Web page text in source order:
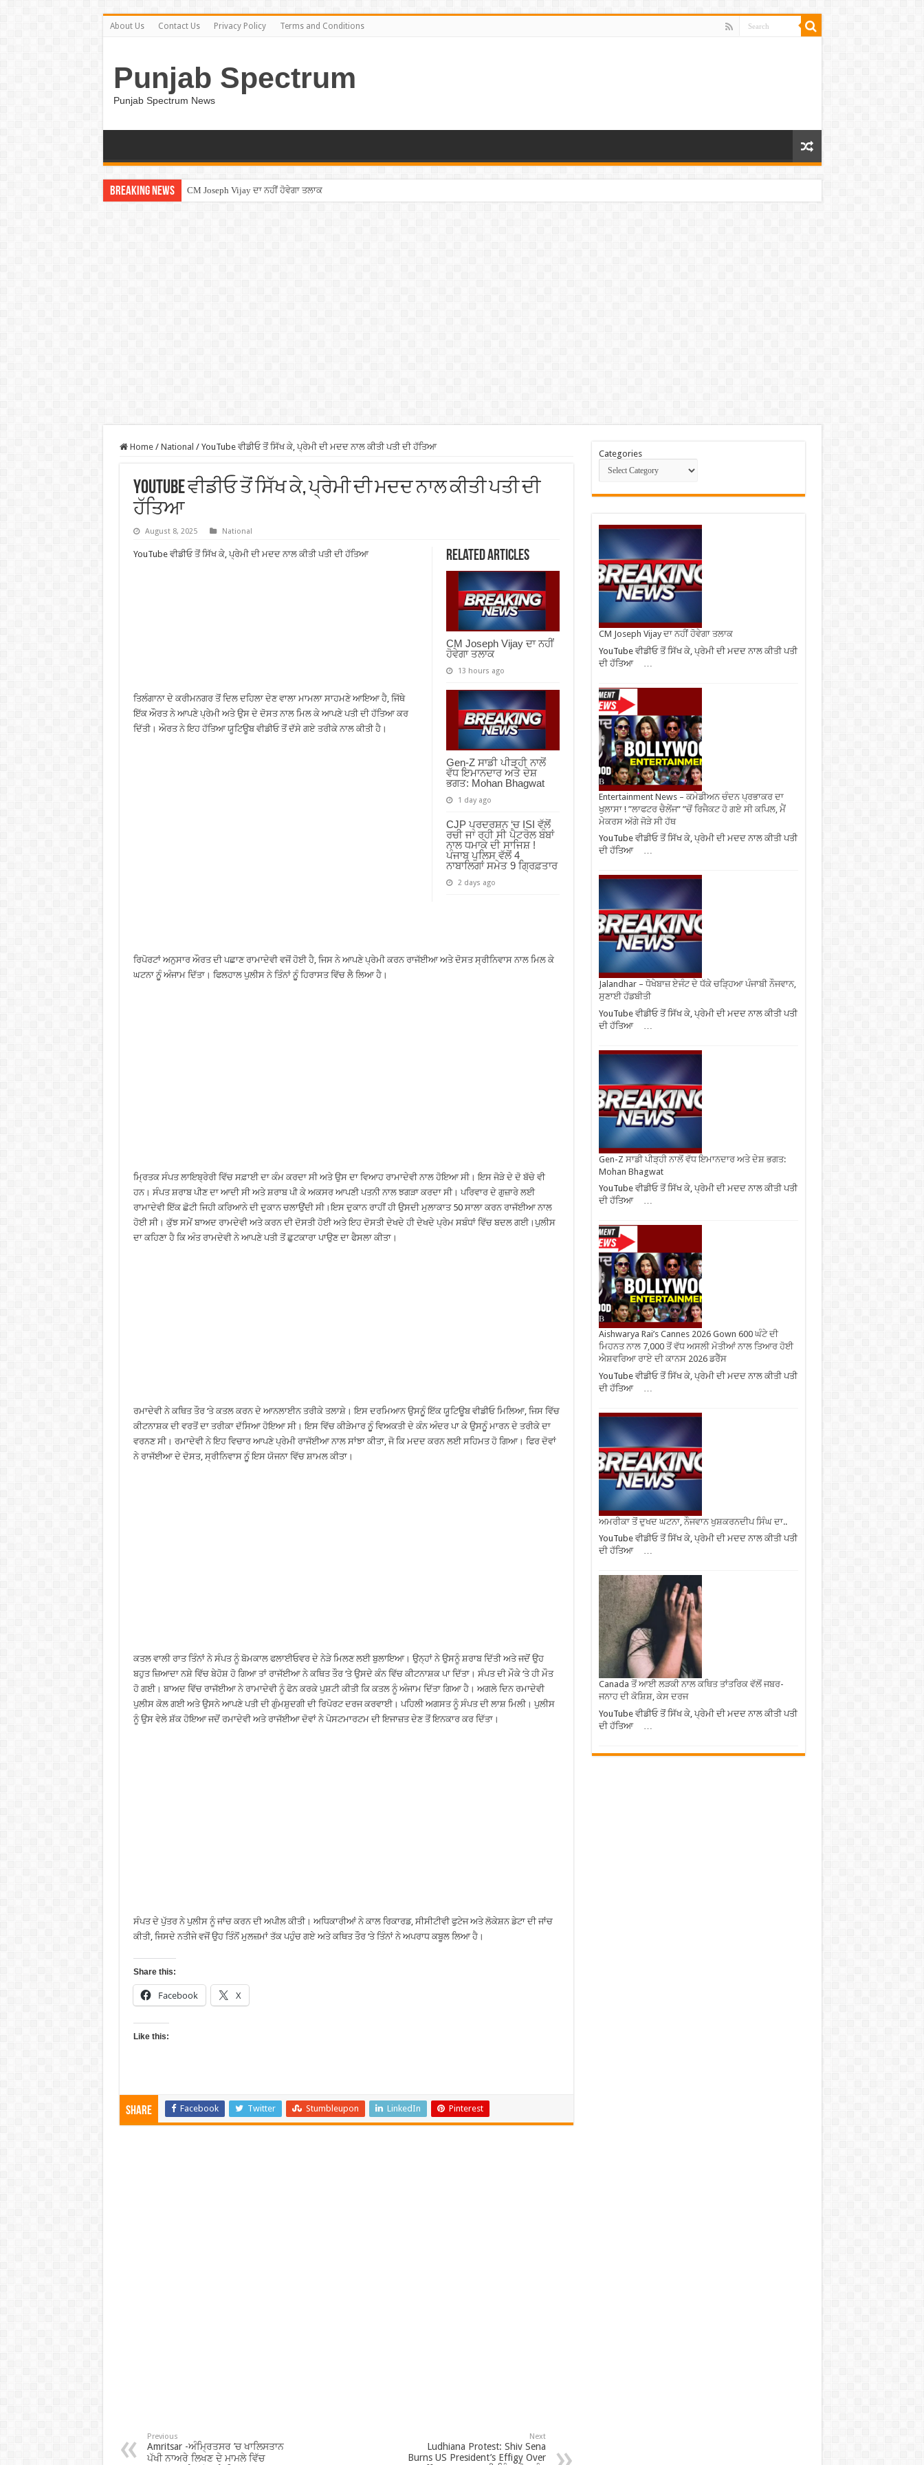
About Us Contact Us Privacy Policy Terms and Conditions
Punjab Spectrum
Punjab Spectrum News
Breaking News CM Joseph Vijay ਦਾ ਨਹੀਂ ਹੋਵੇਗਾ ਤਲਾਕ
Home / National / YouTube ਵੀਡੀਓ ਤੋਂ ਸਿੱਖ ਕੇ, ਪ੍ਰੇਮੀ ਦੀ ਮਦਦ ਨਾਲ ਕੀਤੀ ਪਤੀ ਦੀ ਹੱਤਿਆ
YouTube ਵੀਡੀਓ ਤੋਂ ਸਿੱਖ ਕੇ, ਪ੍ਰੇਮੀ ਦੀ ਮਦਦ ਨਾਲ ਕੀਤੀ ਪਤੀ ਦੀ
ਹੱਤਿਆ
August 8, 2025 National
Related Articles
CM Joseph Vijay ਦਾ ਨਹੀਂ
ਹੋਵੇਗਾ ਤਲਾਕ
13 hours ago
Gen-Z ਸਾਡੀ ਪੀੜ੍ਹੀ ਨਾਲੋਂ
ਵੱਧ ਇਮਾਨਦਾਰ ਅਤੇ ਦੇਸ਼
ਭਗਤ: Mohan Bhagwat
1 day ago
CJP ਪ੍ਰਦਰਸ਼ਨ ‘ਚ ISI ਵੱਲੋਂ
ਰਚੀ ਜਾ ਰਹੀ ਸੀ ਪੈਟਰੋਲ ਬੰਬਾਂ
ਨਾਲ ਧਮਾਕੇ ਦੀ ਸਾਜਿਸ਼ !
ਪੰਜਾਬ ਪੁਲਿਸ ਵੱਲੋਂ 4
ਨਾਬਾਲਿਗਾਂ ਸਮੇਤ 9 ਗ੍ਰਿਫ਼ਤਾਰ
2 days ago
YouTube ਵੀਡੀਓ ਤੋਂ ਸਿੱਖ ਕੇ, ਪ੍ਰੇਮੀ ਦੀ ਮਦਦ ਨਾਲ ਕੀਤੀ ਪਤੀ ਦੀ ਹੱਤਿਆ
ਤਿਲੰਗਾਨਾ ਦੇ ਕਰੀਮਨਗਰ ਤੋਂ ਦਿਲ ਦਹਿਲਾ ਦੇਣ ਵਾਲਾ ਮਾਮਲਾ ਸਾਹਮਣੇ ਆਇਆ ਹੈ, ਜਿੱਥੇ
ਇੱਕ ਔਰਤ ਨੇ ਆਪਣੇ ਪ੍ਰੇਮੀ ਅਤੇ ਉਸ ਦੇ ਦੋਸਤ ਨਾਲ ਮਿਲ ਕੇ ਆਪਣੇ ਪਤੀ ਦੀ ਹੱਤਿਆ ਕਰ
ਦਿੱਤੀ। ਔਰਤ ਨੇ ਇਹ ਹੱਤਿਆ ਯੂਟਿਊਬ ਵੀਡੀਓ ਤੋਂ ਦੱਸੇ ਗਏ ਤਰੀਕੇ ਨਾਲ ਕੀਤੀ ਹੈ।
ਰਿਪੋਰਟਾਂ ਅਨੁਸਾਰ ਔਰਤ ਦੀ ਪਛਾਣ ਰਾਮਾਦੇਵੀ ਵਜੋਂ ਹੋਈ ਹੈ, ਜਿਸ ਨੇ ਆਪਣੇ ਪ੍ਰੇਮੀ ਕਰਨ ਰਾਜੱਈਆ ਅਤੇ ਦੋਸਤ ਸ੍ਰੀਨਿਵਾਸ ਨਾਲ ਮਿਲ ਕੇ
ਘਟਨਾ ਨੁੂੰ ਅੰਜਾਮ ਦਿੱਤਾ। ਫਿਲਹਾਲ ਪੁਲੀਸ ਨੇ ਤਿੰਨਾਂ ਨੁੂੰ ਹਿਰਾਸਤ ਵਿੱਚ ਲੈ ਲਿਆ ਹੈ।
ਮ੍ਰਿਤਕ ਸੰਪਤ ਲਾਇਬ੍ਰੇਰੀ ਵਿੱਚ ਸਫ਼ਾਈ ਦਾ ਕੰਮ ਕਰਦਾ ਸੀ ਅਤੇ ਉਸ ਦਾ ਵਿਆਹ ਰਾਮਾਦੇਵੀ ਨਾਲ ਹੋਇਆ ਸੀ। ਇਸ ਜੋੜੇ ਦੇ ਦੋ ਬੱਚੇ ਵੀ
ਹਨ। ਸੰਪਤ ਸ਼ਰਾਬ ਪੀਣ ਦਾ ਆਦੀ ਸੀ ਅਤੇ ਸ਼ਰਾਬ ਪੀ ਕੇ ਅਕਸਰ ਆਪਣੀ ਪਤਨੀ ਨਾਲ ਝਗੜਾ ਕਰਦਾ ਸੀ। ਪਰਿਵਾਰ ਦੇ ਗੁਜ਼ਾਰੇ ਲਈ
ਰਾਮਾਦੇਵੀ ਇੱਕ ਛੋਟੀ ਜਿਹੀ ਕਰਿਆਨੇ ਦੀ ਦੁਕਾਨ ਚਲਾਉਂਦੀ ਸੀ।ਇਸ ਦੁਕਾਨ ਰਾਹੀਂ ਹੀ ਉਸਦੀ ਮੁਲਾਕਾਤ 50 ਸਾਲਾ ਕਰਨ ਰਾਜੱਈਆ ਨਾਲ
ਹੋਈ ਸੀ। ਕੁੱਝ ਸਮੇਂ ਬਾਅਦ ਰਾਮਦੇਵੀ ਅਤੇ ਕਰਨ ਦੀ ਦੋਸਤੀ ਹੋਈ ਅਤੇ ਇਹ ਦੋਸਤੀ ਦੇਖਦੇ ਹੀ ਦੇਖਦੇ ਪ੍ਰੇਮ ਸਬੰਧਾਂ ਵਿੱਚ ਬਦਲ ਗਈ।ਪੁਲੀਸ
ਦਾ ਕਹਿਣਾ ਹੈ ਕਿ ਅੰਤ ਰਾਮਦੇਵੀ ਨੇ ਆਪਣੇ ਪਤੀ ਤੋਂ ਛੁਟਕਾਰਾ ਪਾਉਣ ਦਾ ਫੈਸਲਾ ਕੀਤਾ।
ਰਮਾਦੇਵੀ ਨੇ ਕਥਿਤ ਤੌਰ ‘ਤੇ ਕਤਲ ਕਰਨ ਦੇ ਆਨਲਾਈਨ ਤਰੀਕੇ ਤਲਾਸ਼ੇ। ਇਸ ਦਰਮਿਆਨ ਉਸਨੁੂੰ ਇੱਕ ਯੂਟਿਊਬ ਵੀਡੀਓ ਮਿਲਿਆ, ਜਿਸ ਵਿੱਚ
ਕੀਟਨਾਸ਼ਕ ਦੀ ਵਰਤੋਂ ਦਾ ਤਰੀਕਾ ਦੱਸਿਆ ਹੋਇਆ ਸੀ। ਇਸ ਵਿੱਚ ਕੀੜੇਮਾਰ ਨੁੂੰ ਵਿਅਕਤੀ ਦੇ ਕੰਨ ਅੰਦਰ ਪਾ ਕੇ ਉਸਨੁੂੰ ਮਾਰਨ ਦੇ ਤਰੀਕੇ ਦਾ
ਵਰਨਣ ਸੀ। ਰਮਾਦੇਵੀ ਨੇ ਇਹ ਵਿਚਾਰ ਆਪਣੇ ਪ੍ਰੇਮੀ ਰਾਜੱਈਆ ਨਾਲ ਸਾਂਝਾ ਕੀਤਾ, ਜੋ ਕਿ ਮਦਦ ਕਰਨ ਲਈ ਸਹਿਮਤ ਹੋ ਗਿਆ। ਫਿਰ ਦੋਵਾਂ
ਨੇ ਰਾਜੱਈਆ ਦੇ ਦੋਸਤ, ਸ੍ਰੀਨਿਵਾਸ ਨੁੂੰ ਇਸ ਯੋਜਨਾ ਵਿੱਚ ਸ਼ਾਮਲ ਕੀਤਾ।
ਕਤਲ ਵਾਲੀ ਰਾਤ ਤਿੰਨਾਂ ਨੇ ਸੰਪਤ ਨੂੰ ਬੋਮਕਾਲ ਫਲਾਈਓਵਰ ਦੇ ਨੇੜੇ ਮਿਲਣ ਲਈ ਬੁਲਾਇਆ। ਉਨ੍ਹਾਂ ਨੇ ਉਸਨੂੰ ਸ਼ਰਾਬ ਦਿੱਤੀ ਅਤੇ ਜਦੋਂ ਉਹ
ਬਹੁਤ ਜ਼ਿਆਦਾ ਨਸ਼ੇ ਵਿੱਚ ਬੇਹੋਸ਼ ਹੋ ਗਿਆ ਤਾਂ ਰਾਜੱਈਆ ਨੇ ਕਥਿਤ ਤੌਰ ‘ਤੇ ਉਸਦੇ ਕੰਨ ਵਿੱਚ ਕੀਟਨਾਸ਼ਕ ਪਾ ਦਿੱਤਾ। ਸੰਪਤ ਦੀ ਮੌਕੇ ‘ਤੇ ਹੀ ਮੌਤ
ਹੋ ਗਈ। ਬਾਅਦ ਵਿੱਚ ਰਾਜੱਈਆ ਨੇ ਰਾਮਾਦੇਵੀ ਨੂੰ ਫੋਨ ਕਰਕੇ ਪੁਸ਼ਟੀ ਕੀਤੀ ਕਿ ਕਤਲ ਨੂੰ ਅੰਜਾਮ ਦਿੱਤਾ ਗਿਆ ਹੈ। ਅਗਲੇ ਦਿਨ ਰਮਾਦੇਵੀ
ਪੁਲੀਸ ਕੋਲ ਗਈ ਅਤੇ ਉਸਨੇ ਆਪਣੇ ਪਤੀ ਦੀ ਗੁੰਮਸ਼ੁਦਗੀ ਦੀ ਰਿਪੋਰਟ ਦਰਜ ਕਰਵਾਈ। ਪਹਿਲੀ ਅਗਸਤ ਨੂੰ ਸੰਪਤ ਦੀ ਲਾਸ਼ ਮਿਲੀ। ਪੁਲੀਸ
ਨੂੰ ਉਸ ਵੇਲੇ ਸ਼ੱਕ ਹੋਇਆ ਜਦੋਂ ਰਮਾਦੇਵੀ ਅਤੇ ਰਾਜੱਈਆ ਦੋਵਾਂ ਨੇ ਪੋਸਟਮਾਰਟਮ ਦੀ ਇਜਾਜ਼ਤ ਦੇਣ ਤੋਂ ਇਨਕਾਰ ਕਰ ਦਿੱਤਾ।
ਸੰਪਤ ਦੇ ਪੁੱਤਰ ਨੇ ਪੁਲੀਸ ਨੂੰ ਜਾਂਚ ਕਰਨ ਦੀ ਅਪੀਲ ਕੀਤੀ। ਅਧਿਕਾਰੀਆਂ ਨੇ ਕਾਲ ਰਿਕਾਰਡ, ਸੀਸੀਟੀਵੀ ਫੁਟੇਜ ਅਤੇ ਲੋਕੇਸ਼ਨ ਡੇਟਾ ਦੀ ਜਾਂਚ
ਕੀਤੀ, ਜਿਸਦੇ ਨਤੀਜੇ ਵਜੋਂ ਉਹ ਤਿੰਨੋਂ ਮੁਲਜ਼ਮਾਂ ਤੱਕ ਪਹੁੰਚ ਗਏ ਅਤੇ ਕਥਿਤ ਤੌਰ ‘ਤੇ ਤਿੰਨਾਂ ਨੇ ਅਪਰਾਧ ਕਬੂਲ ਲਿਆ ਹੈ।
Share this:
Facebook X
Like this:
Share Facebook Twitter Stumbleupon LinkedIn Pinterest
Previous
Amritsar -ਅੰਮ੍ਰਿਤਸਰ ’ਚ ਖਾਲਿਸਤਾਨ
ਪੱਖੀ ਨਾਅਰੇ ਲਿਖਣ ਦੇ ਮਾਮਲੇ ਵਿੱਚ
Next
Ludhiana Protest: Shiv Sena
Burns US President’s Effigy Over
Categories
CM Joseph Vijay ਦਾ ਨਹੀਂ ਹੋਵੇਗਾ ਤਲਾਕ
YouTube ਵੀਡੀਓ ਤੋਂ ਸਿੱਖ ਕੇ, ਪ੍ਰੇਮੀ ਦੀ ਮਦਦ ਨਾਲ ਕੀਤੀ ਪਤੀ
ਦੀ ਹੱਤਿਆ …
Entertainment News – ਕਮੇਡੀਅਨ ਚੰਦਨ ਪ੍ਰਭਾਕਰ ਦਾ
ਖੁਲਾਸਾ ! ”ਲਾਫਟਰ ਚੈਲੇਂਜ” ”ਚੋਂ ਰਿਜੈਕਟ ਹੋ ਗਏ ਸੀ ਕਪਿਲ, ਮੈਂ
ਮੇਕਰਸ ਅੱਗੇ ਜੋੜੇ ਸੀ ਹੱਥ
YouTube ਵੀਡੀਓ ਤੋਂ ਸਿੱਖ ਕੇ, ਪ੍ਰੇਮੀ ਦੀ ਮਦਦ ਨਾਲ ਕੀਤੀ ਪਤੀ
ਦੀ ਹੱਤਿਆ …
Jalandhar – ਧੋਖੇਬਾਜ਼ ਏਜੰਟ ਦੇ ਧੱਕੇ ਚੜ੍ਹਿਆ ਪੰਜਾਬੀ ਨੌਜਵਾਨ,
ਸੁਣਾਈ ਹੱਡਬੀਤੀ
YouTube ਵੀਡੀਓ ਤੋਂ ਸਿੱਖ ਕੇ, ਪ੍ਰੇਮੀ ਦੀ ਮਦਦ ਨਾਲ ਕੀਤੀ ਪਤੀ
ਦੀ ਹੱਤਿਆ …
Gen-Z ਸਾਡੀ ਪੀੜ੍ਹੀ ਨਾਲੋਂ ਵੱਧ ਇਮਾਨਦਾਰ ਅਤੇ ਦੇਸ਼ ਭਗਤ:
Mohan Bhagwat
YouTube ਵੀਡੀਓ ਤੋਂ ਸਿੱਖ ਕੇ, ਪ੍ਰੇਮੀ ਦੀ ਮਦਦ ਨਾਲ ਕੀਤੀ ਪਤੀ
ਦੀ ਹੱਤਿਆ …
Aishwarya Rai’s Cannes 2026 Gown 600 ਘੰਟੇ ਦੀ
ਮਿਹਨਤ ਨਾਲ 7,000 ਤੋਂ ਵੱਧ ਅਸਲੀ ਮੋਤੀਆਂ ਨਾਲ ਤਿਆਰ ਹੋਈ
ਐਸ਼ਵਰਿਆ ਰਾਏ ਦੀ ਕਾਨਸ 2026 ਡਰੈੱਸ
YouTube ਵੀਡੀਓ ਤੋਂ ਸਿੱਖ ਕੇ, ਪ੍ਰੇਮੀ ਦੀ ਮਦਦ ਨਾਲ ਕੀਤੀ ਪਤੀ
ਦੀ ਹੱਤਿਆ …
ਅਮਰੀਕਾ ਤੋਂ ਦੁਖਦ ਘਟਨਾ, ਨੌਜਵਾਨ ਖੁਸ਼ਕਰਨਦੀਪ ਸਿੰਘ ਦਾ..
YouTube ਵੀਡੀਓ ਤੋਂ ਸਿੱਖ ਕੇ, ਪ੍ਰੇਮੀ ਦੀ ਮਦਦ ਨਾਲ ਕੀਤੀ ਪਤੀ
ਦੀ ਹੱਤਿਆ …
Canada ਤੋਂ ਆਈ ਲੜਕੀ ਨਾਲ ਕਥਿਤ ਤਾਂਤਰਿਕ ਵੱਲੋਂ ਜਬਰ-
ਜਨਾਹ ਦੀ ਕੋਸ਼ਿਸ਼, ਕੇਸ ਦਰਜ
YouTube ਵੀਡੀਓ ਤੋਂ ਸਿੱਖ ਕੇ, ਪ੍ਰੇਮੀ ਦੀ ਮਦਦ ਨਾਲ ਕੀਤੀ ਪਤੀ
ਦੀ ਹੱਤਿਆ …